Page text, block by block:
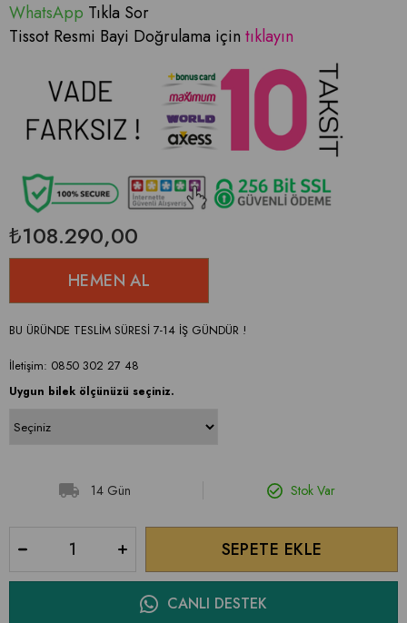
WhatsApp Tıkla Sor
Tissot Resmi Bayi Doğrulama için tıklayın
₺108.290,00
BU ÜRÜNDE TESLİM SÜRESİ 7-14 İŞ GÜNDÜR !
İletişim: 0850 302 27 48
Uygun bilek ölçünüzü seçiniz.
14 Gün Stok Var
CANLI DESTEK